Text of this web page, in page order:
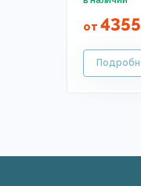
от 4355